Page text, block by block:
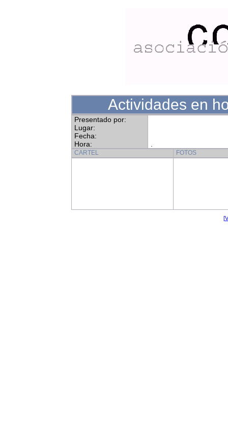
Actividades en
Presentado por:
Lugar:
Fecha:
Hora:
CARTEL FOTOS